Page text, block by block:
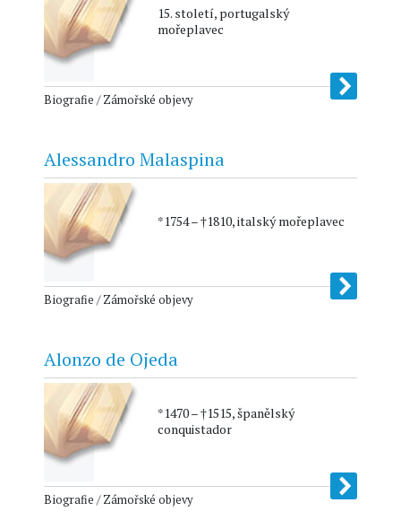
15. století, portugalský
mořeplavec
Biografie / Zámořské objevy
Alessandro Malaspina
*1754 – †1810, italský mořeplavec
Biografie / Zámořské objevy
Alonzo de Ojeda
*1470 – †1515, španělský
conquistador
Biografie / Zámořské objevy